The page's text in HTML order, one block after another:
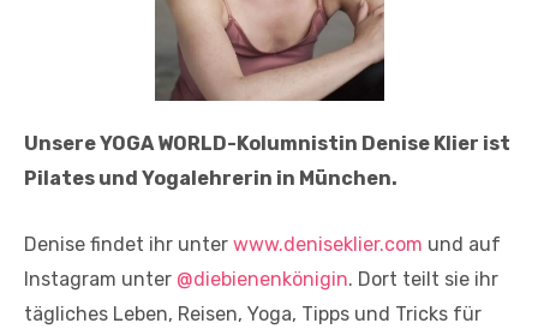
Unsere YOGA WORLD-Kolumnistin Denise Klier ist
Pilates und Yogalehrerin in München.
Denise findet ihr unter www.deniseklier.com und auf
Instagram unter @diebienenkönigin. Dort teilt sie ihr
tägliches Leben, Reisen, Yoga, Tipps und Tricks für